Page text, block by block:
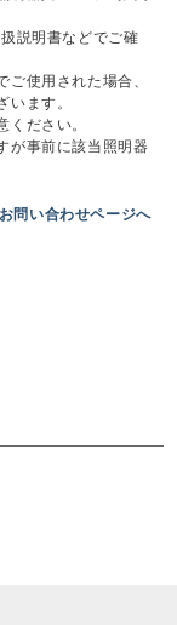
説明書などでご確
使用された場合、
います。
ください。
が事前に該当照明器
問い合わせページへ